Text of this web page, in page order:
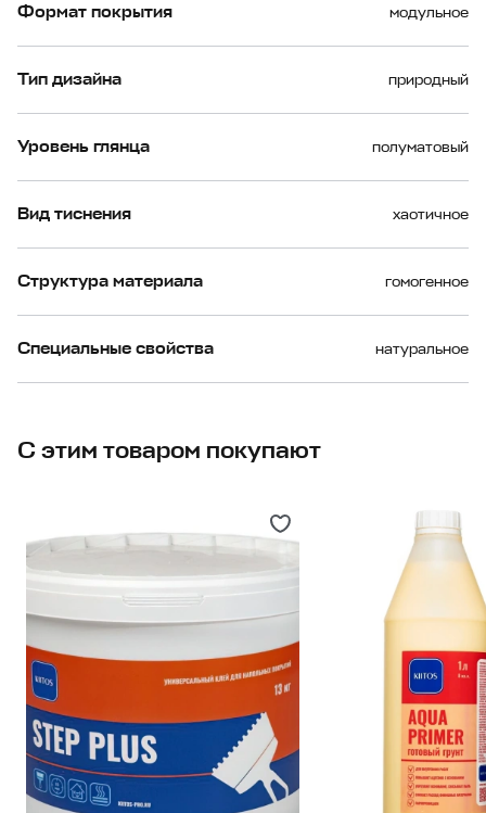
Формат покрытия модульное
Тип дизайна природный
Уровень глянца полуматовый
Вид тиснения хаотичное
Структура материала гомогенное
Специальные свойства натуральное
С этим товаром покупают